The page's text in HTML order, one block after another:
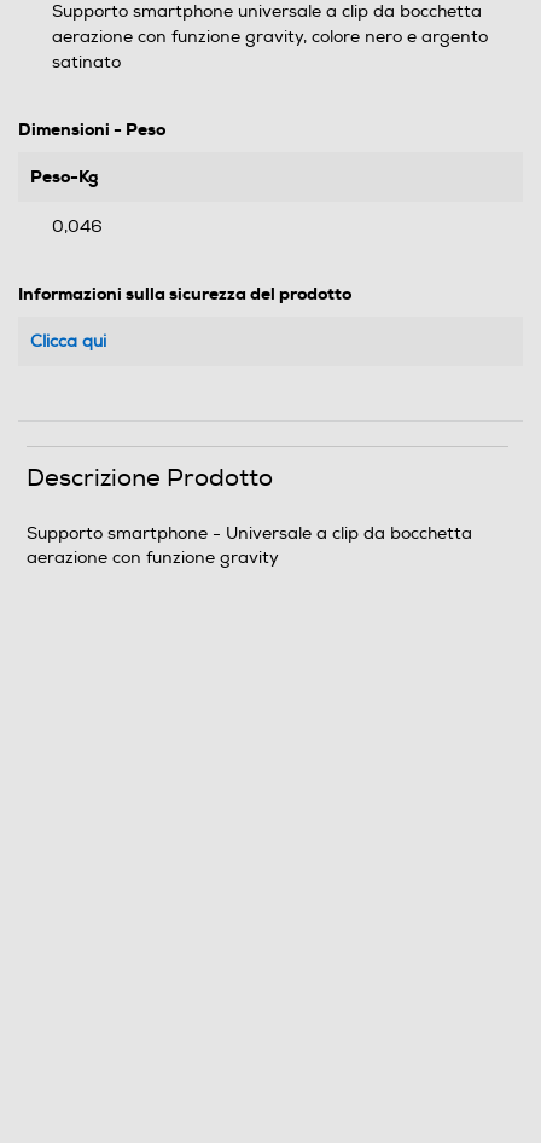
Supporto smartphone universale a clip da bocchetta
aerazione con funzione gravity, colore nero e argento
satinato
Dimensioni - Peso
Peso-Kg
0,046
Informazioni sulla sicurezza del prodotto
Clicca qui
Descrizione Prodotto
Supporto smartphone - Universale a clip da bocchetta
aerazione con funzione gravity